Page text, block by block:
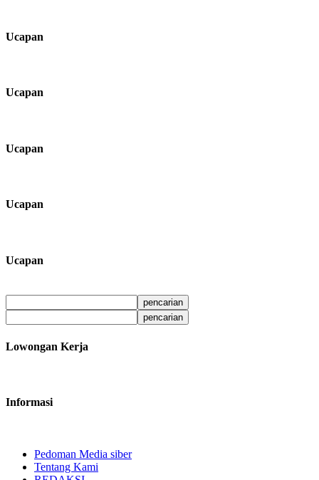
Ucapan
Ucapan
Ucapan
Ucapan
Ucapan
Lowongan Kerja
Informasi
Pedoman Media siber
Tentang Kami